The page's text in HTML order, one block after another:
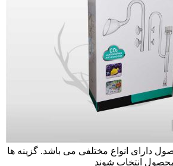
دارای انواع مختلفی می باشد. گزینه ها
انتخاب شوند